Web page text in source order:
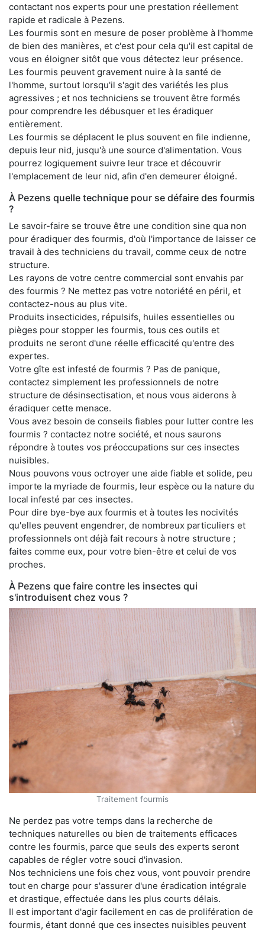
contactant nos experts pour une prestation réellement
rapide et radicale à Pezens.
Les fourmis sont en mesure de poser problème à l'homme
de bien des manières, et c'est pour cela qu'il est capital de
vous en éloigner sitôt que vous détectez leur présence.
Les fourmis peuvent gravement nuire à la santé de
l'homme, surtout lorsqu'il s'agit des variétés les plus
agressives ; et nos techniciens se trouvent être formés
pour comprendre les débusquer et les éradiquer
entièrement.
Les fourmis se déplacent le plus souvent en file indienne,
depuis leur nid, jusqu'à une source d'alimentation. Vous
pourrez logiquement suivre leur trace et découvrir
l'emplacement de leur nid, afin d'en demeurer éloigné.
À Pezens quelle technique pour se défaire des fourmis
?
Le savoir-faire se trouve être une condition sine qua non
pour éradiquer des fourmis, d'où l'importance de laisser ce
travail à des techniciens du travail, comme ceux de notre
structure.
Les rayons de votre centre commercial sont envahis par
des fourmis ? Ne mettez pas votre notoriété en péril, et
contactez-nous au plus vite.
Produits insecticides, répulsifs, huiles essentielles ou
pièges pour stopper les fourmis, tous ces outils et
produits ne seront d'une réelle efficacité qu'entre des
expertes.
Votre gîte est infesté de fourmis ? Pas de panique,
contactez simplement les professionnels de notre
structure de désinsectisation, et nous vous aiderons à
éradiquer cette menace.
Vous avez besoin de conseils fiables pour lutter contre les
fourmis ? contactez notre société, et nous saurons
répondre à toutes vos préoccupations sur ces insectes
nuisibles.
Nous pouvons vous octroyer une aide fiable et solide, peu
importe la myriade de fourmis, leur espèce ou la nature du
local infesté par ces insectes.
Pour dire bye-bye aux fourmis et à toutes les nocivités
qu'elles peuvent engendrer, de nombreux particuliers et
professionnels ont déjà fait recours à notre structure ;
faites comme eux, pour votre bien-être et celui de vos
proches.
À Pezens que faire contre les insectes qui
s'introduisent chez vous ?
Traitement fourmis
Ne perdez pas votre temps dans la recherche de
techniques naturelles ou bien de traitements efficaces
contre les fourmis, parce que seuls des experts seront
capables de régler votre souci d'invasion.
Nos techniciens une fois chez vous, vont pouvoir prendre
tout en charge pour s'assurer d'une éradication intégrale
et drastique, effectuée dans les plus courts délais.
Il est important d'agir facilement en cas de prolifération de
fourmis, étant donné que ces insectes nuisibles peuvent